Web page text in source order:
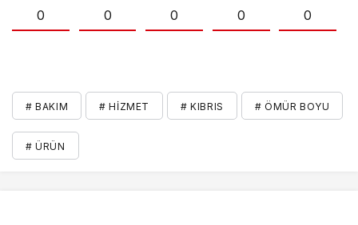
0 0 0 0 0
# BAKIM # HIZMET # KIBRIS # ÖMÜR BOYU
# ÜRÜN